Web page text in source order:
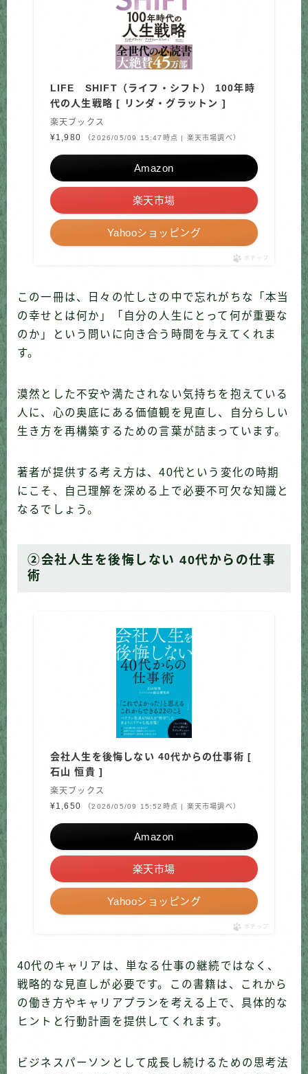
LIFE SHIFT（ライフ・シフト） 100年時
代の人生戦略 [ リンダ・グラットン ]
楽天ブックス
¥1,980
（2026/05/09 15:47時点 | 楽天市場調べ）
Amazon
楽天市場
Yahooショッピング
ポチップ
この一冊は、日々の忙しさの中で忘れがちな「本当
の幸せとは何か」「自分の人生にとって何が重要な
のか」という問いに向き合う時間を与えてくれま
す。
漠然とした不安や満たされない気持ちを抱えている
人に、心の奥底にある価値観を見直し、自分らしい
生き方を再構築するための言葉が詰まっています。
著者が提供する考え方は、40代という変化の時期
にこそ、自己理解を深める上で必要不可欠な知識と
なるでしょう。
②会社人生を後悔しない 40代からの仕事
術
会社人生を後悔しない 40代からの仕事術 [
石山 恒貴 ]
楽天ブックス
¥1,650
（2026/05/09 15:52時点 | 楽天市場調べ）
Amazon
楽天市場
Yahooショッピング
ポチップ
40代のキャリアは、単なる仕事の継続ではなく、
戦略的な見直しが必要です。この書籍は、これから
の働き方やキャリアプランを考える上で、具体的な
ヒントと行動計画を提供してくれます。
ビジネスパーソンとして成長し続けるための思考法